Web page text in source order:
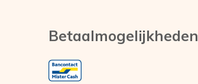
Betaalmogelijkheden